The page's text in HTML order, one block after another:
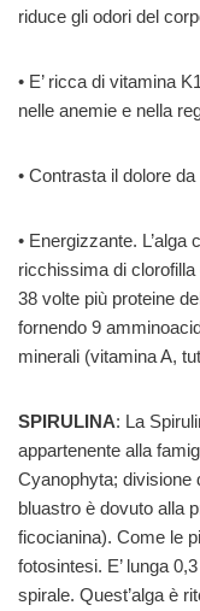
riduce gli odori del
• E’ ricca di vitamina
nelle anemie e nella
• Contrasta il dolore
• Energizzante. L’alga
ricchissima di
38 volte più proteine
fornendo 9
minerali (vitamina A,
SPIRULINA: La
appartenente alla
Cyanophyta; divisione
bluastro è dovuto alla
ficocianina). Come le
fotosintesi. E’ lunga
spirale. Quest’alga è